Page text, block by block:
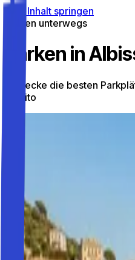
Zum Inhalt springen
Parken unterwegs
Parken in
Entdecke die besten
Parkito